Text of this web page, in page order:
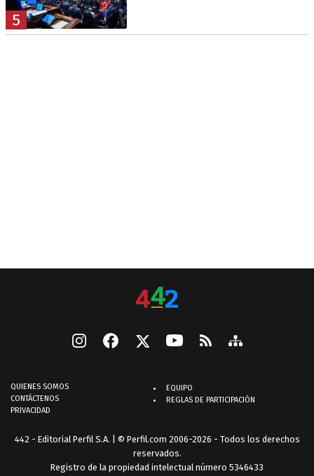
5
QUIENES SOMOS
CONTÁCTENOS
PRIVACIDAD
EQUIPO
REGLAS DE PARTICIPACIÓN
442 - Editorial Perfil S.A. | © Perfil.com 2006-2026 - Todos los derechos
reservados.
Registro de la propiedad intelectual número 5346433